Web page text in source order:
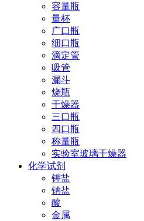
容量瓶
量杯
广口瓶
细口瓶
滴定管
吸管
漏斗
烧瓶
干燥器
三口瓶
四口瓶
称量瓶
实验室玻璃干燥器
化学试剂
钾盐
钠盐
酸
金属